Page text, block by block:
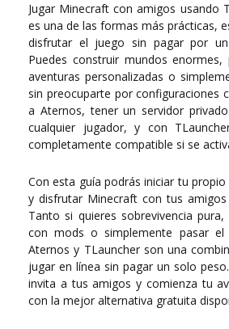
Jugar Minecraft con amigos usando
es una de las formas más prácticas,
disfrutar el juego sin pagar por un
Puedes construir mundos
aventuras personalizadas o
sin preocuparte por configuraciones
a Aternos, tener un servidor
cualquier jugador, y con
completamente compatible si se
Con esta guía podrás iniciar tu
y disfrutar Minecraft con tus amigos
Tanto si quieres sobrevivencia pura,
con mods o simplemente pasar el
Aternos y TLauncher son una
jugar en línea sin pagar un solo
invita a tus amigos y comienza tu
con la mejor alternativa gratuita